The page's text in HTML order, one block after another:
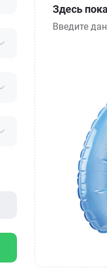
Здесь
Введите